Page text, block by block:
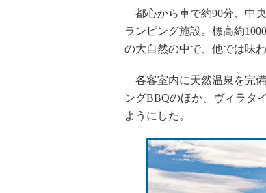
都心から車で約90分、中
ランピング施設。標高約
の大自然の中で、他では味
各客室内に天然温泉を完
ングBBQのほか、ヴィラタ
ようにした。